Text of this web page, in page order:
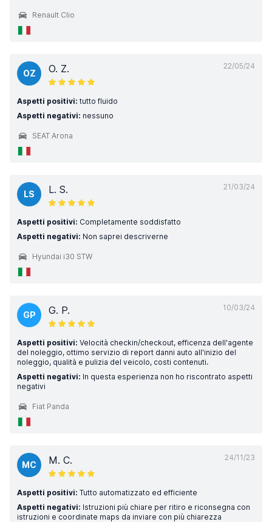
Renault Clio
22/05/24
OZ O. Z.
Aspetti positivi: tutto fluido
Aspetti negativi: nessuno
SEAT Arona
21/03/24
LS L. S.
Aspetti positivi: Completamente soddisfatto
Aspetti negativi: Non saprei descriverne
Hyundai i30 STW
10/03/24
GP G. P.
Aspetti positivi: Velocità checkin/checkout, efficenza dell'agente
del noleggio, ottimo servizio di report danni auto all'inizio del
noleggio, qualità e pulizia del veicolo, costi contenuti.
Aspetti negativi: In questa esperienza non ho riscontrato aspetti
negativi
Fiat Panda
24/11/23
MC M. C.
Aspetti positivi: Tutto automatizzato ed efficiente
Aspetti negativi: Istruzioni più chiare per ritiro e riconsegna con
istruzioni e coordinate maps da inviare con più chiarezza